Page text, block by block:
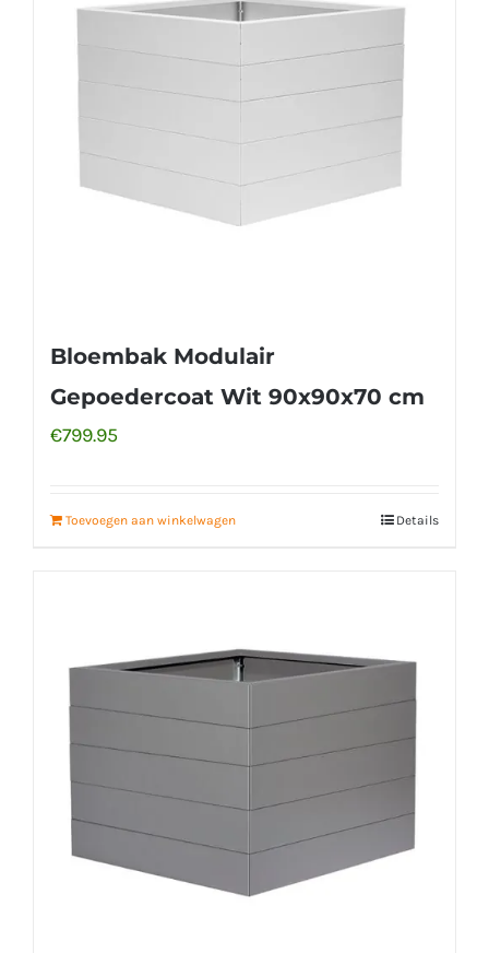
Bloembak Modulair
Gepoedercoat Wit 90x90x70 cm
€799.95
Toevoegen aan winkelwagen Details